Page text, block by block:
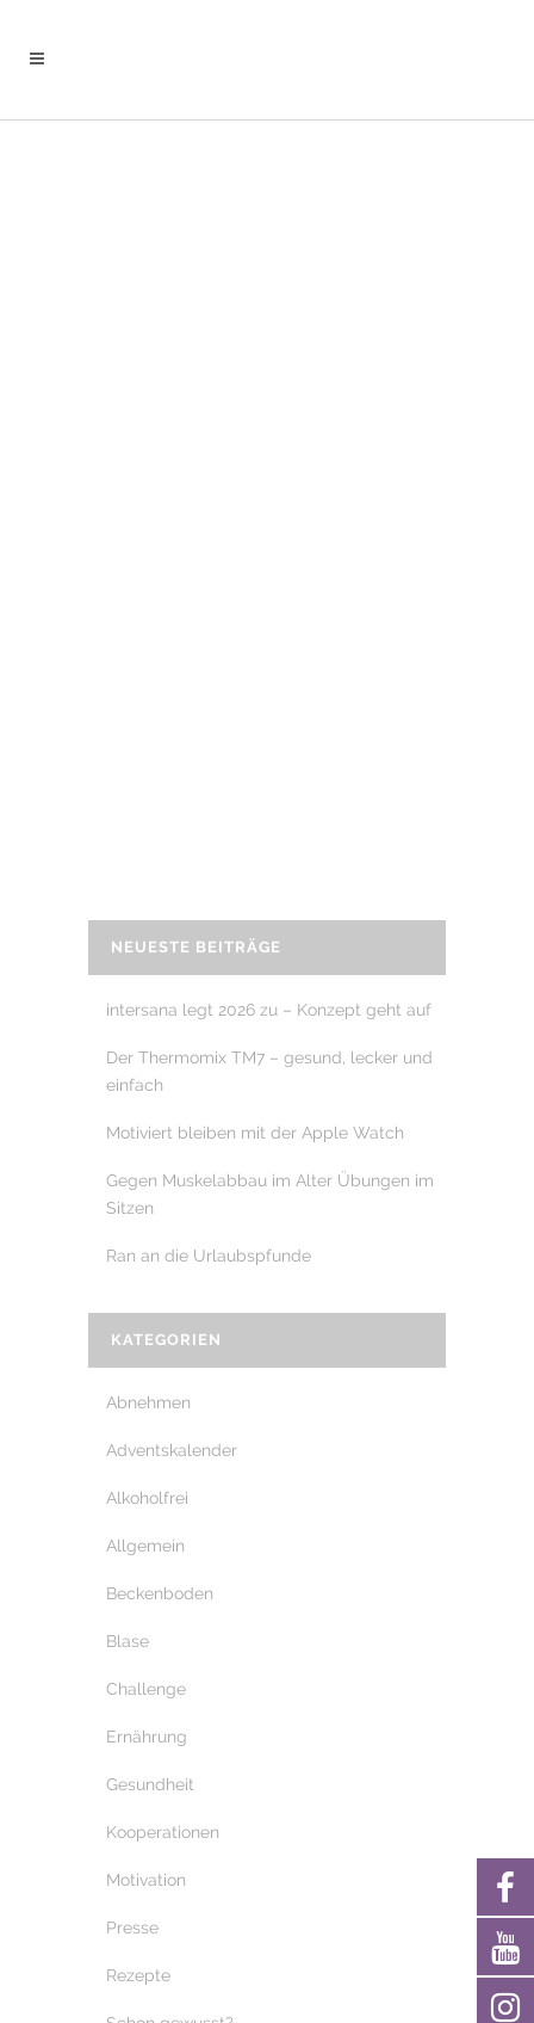
NEUESTE BEITRÄGE
intersana legt 2026 zu – Konzept geht auf
Der Thermomix TM7 – gesund, lecker und
einfach
Motiviert bleiben mit der Apple Watch
Gegen Muskelabbau im Alter Übungen im
Sitzen
Ran an die Urlaubspfunde
KATEGORIEN
Abnehmen
Adventskalender
Alkoholfrei
Allgemein
Beckenboden
Blase
Challenge
Ernährung
Gesundheit
Kooperationen
Motivation
Presse
Rezepte